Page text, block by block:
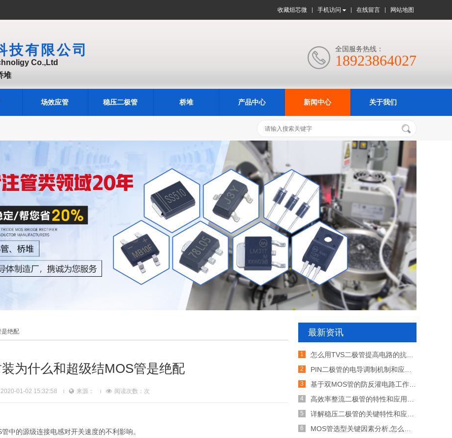
收藏烜芯微 手机访问 在线留言 网站地图
技有限公司
Co.,Ltd
堆
 全国服务热线：
18923864027
场效应管 稳压二极管 桥堆 产品中心 新闻中心 关于我们
是绝配
为什么和超级结MOS管是绝配
01-02 15:32:58 来源： 阅读次数： 次
中的源级连接电感对开关速度的不利影响。
最新资讯
怎么用TVS二极管提高电路的抗突波能力
PIN二极管的电导调制机制和应用介绍
基于双MOS管的防反灌电路工作原理介绍
高效率整流二极管的特性和应用介绍
详解稳压二极管的关键特性和应用原理
MOS管选型关键因素分析,怎么选择合适的参数